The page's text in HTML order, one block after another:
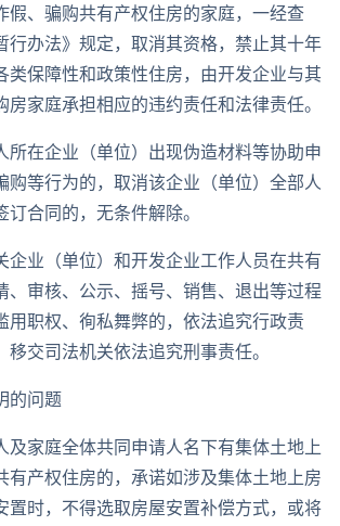
假、骗购共有产权住房的家庭，一经查
行办法》规定，取消其资格，禁止其十年
类保障性和政策性住房，由开发企业与其
房家庭承担相应的违约责任和法律责任。
所在企业（单位）出现伪造材料等协助申
购等行为的，取消该企业（单位）全部人
订合同的，无条件解除。
企业（单位）和开发企业工作人员在共有
、审核、公示、摇号、销售、退出等过程
用职权、徇私舞弊的，依法追究行政责
移交司法机关依法追究刑事责任。
的问题
及家庭全体共同申请人名下有集体土地上
有产权住房的，承诺如涉及集体土地上房
置时，不得选取房屋安置补偿方式，或将